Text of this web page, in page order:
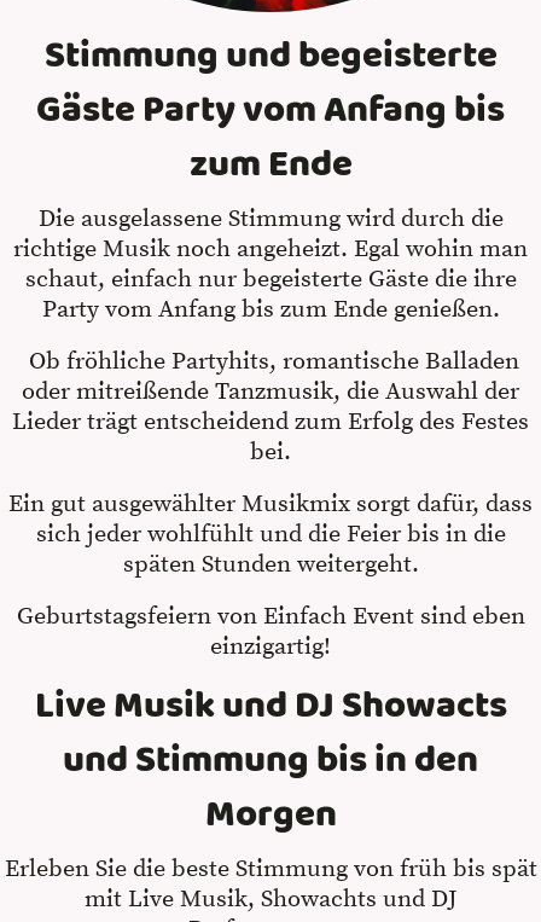
Stimmung und begeisterte
Gäste Party vom Anfang bis
zum Ende
Die ausgelassene Stimmung wird durch die
richtige Musik noch angeheizt. Egal wohin man
schaut, einfach nur begeisterte Gäste die ihre
Party vom Anfang bis zum Ende genießen.
Ob fröhliche Partyhits, romantische Balladen
oder mitreißende Tanzmusik, die Auswahl der
Lieder trägt entscheidend zum Erfolg des Festes
bei.
Ein gut ausgewählter Musikmix sorgt dafür, dass
sich jeder wohlfühlt und die Feier bis in die
späten Stunden weitergeht.
Geburtstagsfeiern von Einfach Event sind eben
einzigartig!
Live Musik und DJ Showacts
und Stimmung bis in den
Morgen
Erleben Sie die beste Stimmung von früh bis spät
mit Live Musik, Showachts und DJ